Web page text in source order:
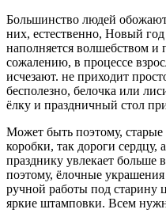
Большинство людей
них, естественно, Новый
наполняется волшебством
сожалению, в процессе
исчезают. не приходит
бесполезно, белочка или
ёлку и праздничный стол
Может быть поэтому,
коробки, так дороги сердцу,
празднику увлекает больше
поэтому, ёлочные
ручной работы под старину
яркие штамповки. Всем